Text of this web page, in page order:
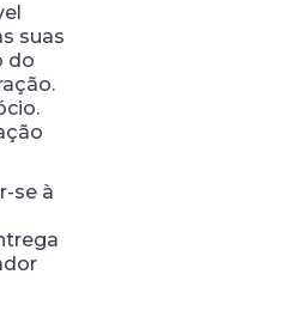
suas
do
se à